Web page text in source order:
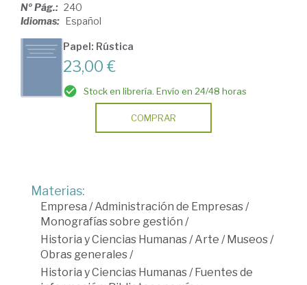
Nº Pág.: 240
Idiomas: Español
Papel: Rústica
23,00 €
Stock en librería. Envío en 24/48 horas
COMPRAR
Materias:
Empresa /Administración de Empresas /
Monografías sobre gestión /
Historia y Ciencias Humanas /Arte /Museos /
Obras generales /
Historia y Ciencias Humanas /Fuentes de